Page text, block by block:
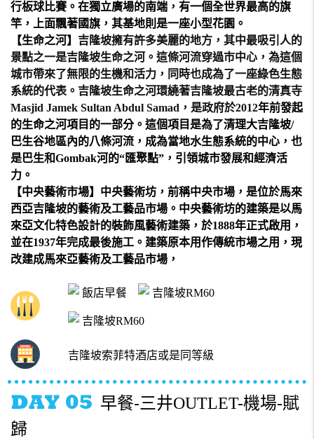
行板球比賽。在獨立廣場的南端，有一個全世界最高的旗
竿，上面飄著國旗，其基地則是一座小型花園。
【生命之河】 吉隆坡擁有許多美麗的地方，其中最吸引人的
景點之一是吉隆坡生命之河。這條河流穿過市中心，為這個
城市帶來了無限的生機和活力，同時也成為了一座綠色生態
系統的代表。吉隆坡生命之河環繞著吉隆坡最古老的清真寺
Masjid Jamek Sultan Abdul Samad，是政府於2012年前發起
的生命之河項目的一部分。這個項目是為了清理大吉隆坡/
巴生谷地區內的八條河流，成為當地水生態系統的中心，也
是巴生和Gombak河的“匯聚點”，引領城市發展和經濟活
力。
【中央藝術市場】 中央藝術坊，前稱中央市場，是位於馬來
西亞吉隆坡的藝術及工藝品市場。中央藝術坊的建築是以馬
來亞文化特色設計的裝飾風藝術建築，於1888年正式啟用，
並在1937年完成最後施工。建築原本用作傳統市場之用，現
改建成馬來亞藝術及工藝品市場，
飯店早餐 吉隆坡RM60
吉隆坡RM60
吉隆坡索菲特酒店或是同等級
早餐-三井OUTLET-機場-賦
歸